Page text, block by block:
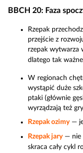
BBCH 20: Faza
Rzepak
przejście z
rzepak wytwarza
dlatego tak
W regionach
wystąpić duże
ptaki (głównie
wyrządzają też
Rzepak ozimy—
Rzepak jary— nie
skraca cały cykl